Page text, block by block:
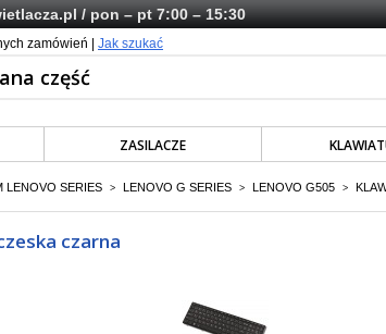
/ pon – pt 7:00 – 15:30
zamówień | Jak szukać
ZASILACZE
LENOVO SERIES > LENOVO G SERIES > LENOVO G505 >
czarna